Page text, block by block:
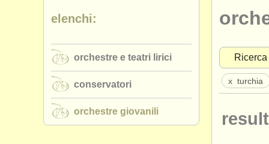
elenchi:
musicalchairs:
contattaci
editori:
pubblica con noi find out about our
Ricerca
x turchia
elenchi:
orchestre e teatri lirici
conservatori
orchestre giovanili